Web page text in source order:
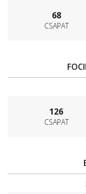
68
CSAPAT
126
CSAPAT